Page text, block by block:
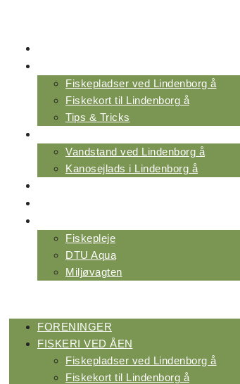
indhold
Fiskepladser ved Lindenborg å
Fiskekort til Lindenborg å
Tips & Tricks
Vandstand ved Lindenborg å
Kanosejlads i Lindenborg å
Fiskepleje
DTU Aqua
Miljøvagten
FORENINGER
FISKERI VED ÅEN
Fiskepladser ved Lindenborg å
Fiskekort til Lindenborg å